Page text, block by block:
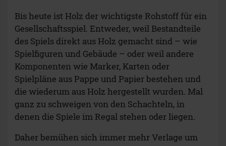
Daher bemühen sich immer mehr Verlage um
eine nachhaltige und möglichst
umweltschonende Produktion ihrer Spiele.
Es tut sich was
Die spannende Frage hierbei lautet: Wie kann
umweltschonend und nachhaltig produziert
werden, ohne dass die Preise für Spiele so in die